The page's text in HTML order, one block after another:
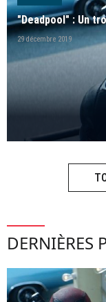
"Deadpool" : Un
29 décembre 2019
DERNIÈRES